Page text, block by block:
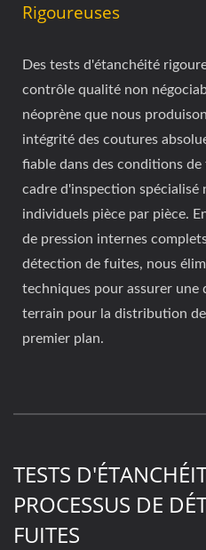
Rigoureuses
Des tests d'étanchéité
contrôle qualité non
néoprène que nous
intégrité des coutures
fiable dans des conditions
cadre d'inspection spécialisé
individuels pièce par pièce.
de pression internes
détection de fuites, nous
techniques pour assurer une
terrain pour la distribution
premier plan.
TESTS
PROCESSUS DE
FUITES